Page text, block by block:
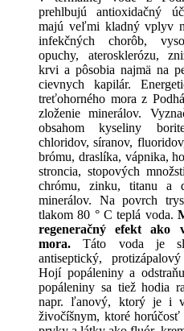
prehlbujú antioxidačný
majú veľmi kladný vplyv
infekčných chorôb,
opuchy, aterosklerózu,
krvi a pôsobia najmä na
cievnych kapilár.
treťohorného mora z
zloženie minerálov.
obsahom kyseliny
chloridov, síranov,
brómu, draslíka, vápnika,
stroncia, stopových
chrómu, zinku, titanu a
minerálov. Na povrch
tlakom 80 ° C teplá voda.
regeneračný efekt ako
mora. Táto voda je
antiseptický,
Hojí popáleniny a
popáleniny sa tiež hodia
napr. ľanový, ktorý je i
živočíšnym, ktoré horúčosť